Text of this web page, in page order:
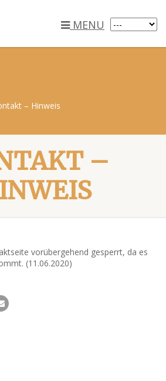
MENU
– Hinweis
–
vorübergehend gesperrt, da es
(11.06.2020)